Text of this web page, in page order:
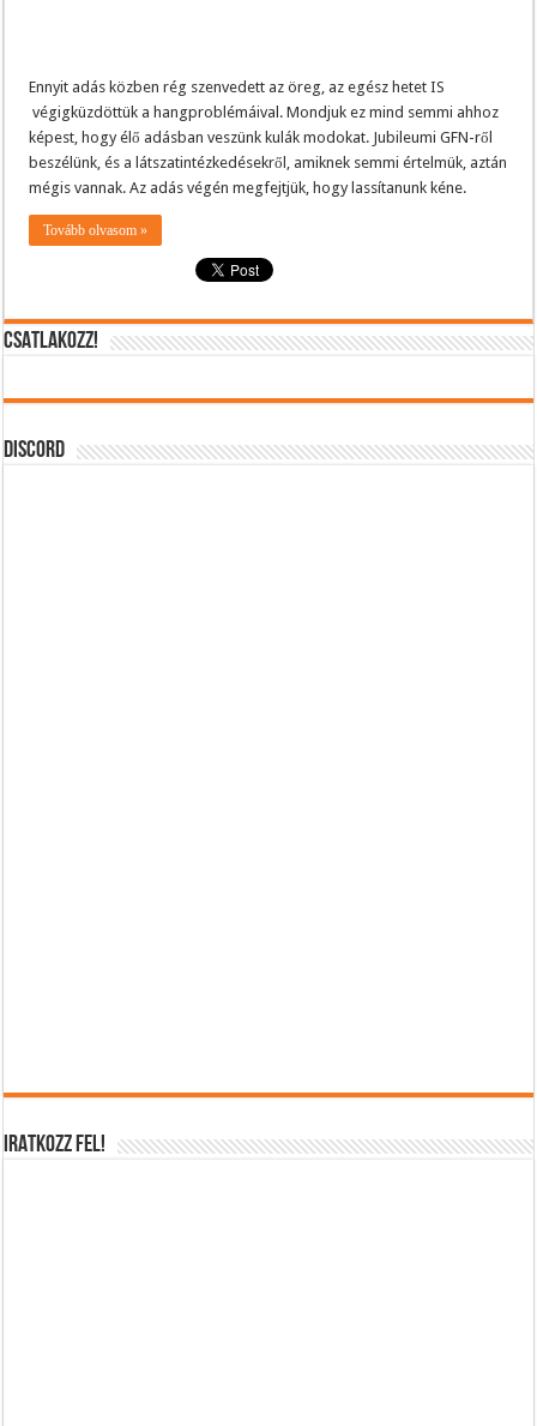
Ennyit adás közben rég szenvedett az öreg, az egész hetet IS
végigküzdöttük a hangproblémáival. Mondjuk ez mind semmi ahhoz
képest, hogy élő adásban veszünk kulák modokat. Jubileumi GFN-ről
beszélünk, és a látszatintézkedésekről, amiknek semmi értelmük, aztán
mégis vannak. Az adás végén megfejtjük, hogy lassítanunk kéne.
Tovább olvasom »
CSATLAKOZZ!
DISCORD
IRATKOZZ FEL!